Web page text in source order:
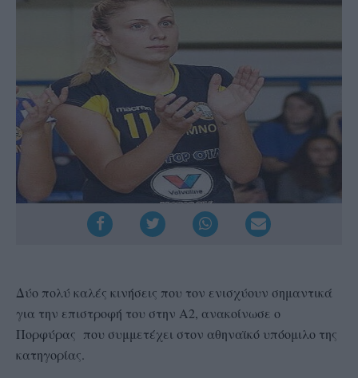
Δύο πολύ καλές κινήσεις που τον ενισχύουν σημαντικά
για την επιστροφή του στην Α2, ανακοίνωσε ο
Πορφύρας που συμμετέχει στον αθηναϊκό υπόομιλο της
κατηγορίας.